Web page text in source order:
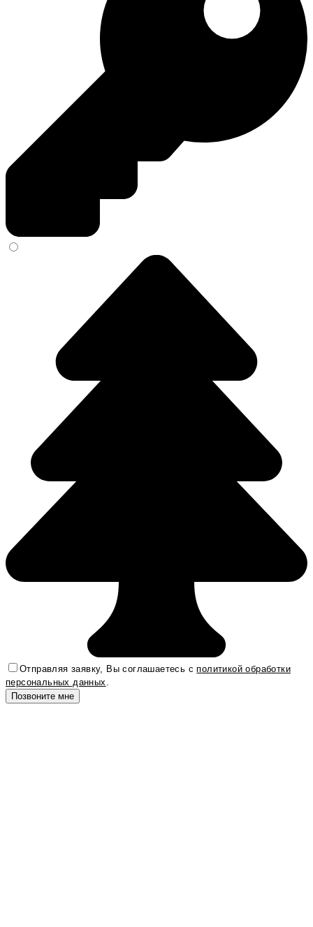
Отправляя заявку, Вы соглашаетесь сполитикой обработки
персональных данных